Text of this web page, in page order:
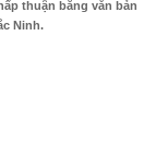
thuận bằng văn bản
Ninh.